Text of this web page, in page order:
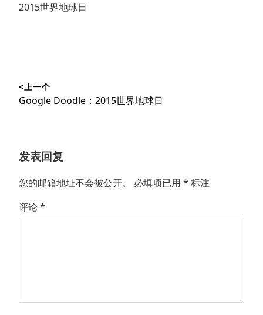
2015世界地球日
章
<上一个
上
Google Doodle：2015世界地球日
发表回复
您的邮箱地址不会被公开。 必填项已用 * 标注
评论*